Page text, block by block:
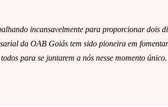
incansavelmente para proporcionar dois
da OAB Goiás tem sido pioneira em
para se juntarem a nós nesse momento